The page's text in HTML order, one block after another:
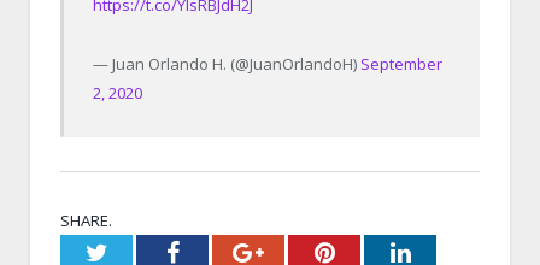
https://t.co/YlsRBJdH2J
— Juan Orlando H. (@JuanOrlandoH) September
2, 2020
SHARE.
TwitterFacebookGoogle+PinterestLinkedIn